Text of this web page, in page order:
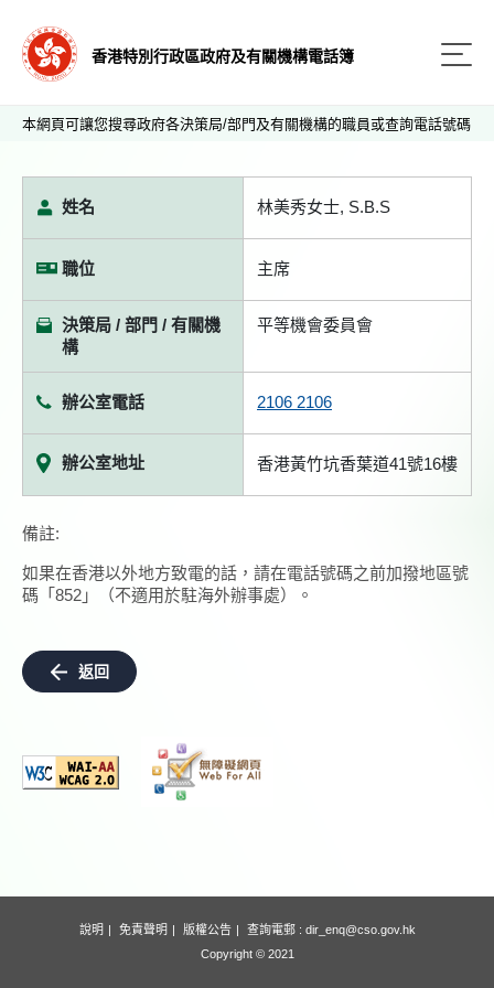
香港特別行政區政府及有關機構電話簿
本網頁可讓您搜尋政府各決策局/部門及有關機構的職員或查詢電話號碼
姓名 林美秀女士, S.B.S
職位 主席
決策局 / 部門 / 有關機
構
平等機會委員會
辦公室電話 2106 2106
辦公室地址 香港黃竹坑香葉道41號16樓
備註:
如果在香港以外地方致電的話，請在電話號碼之前加撥地區號
碼「852」（不適用於駐海外辦事處）。
返回
說明 免責聲明 版權公告 查詢電郵 : dir_enq@cso.gov.hk
Copyright © 2021